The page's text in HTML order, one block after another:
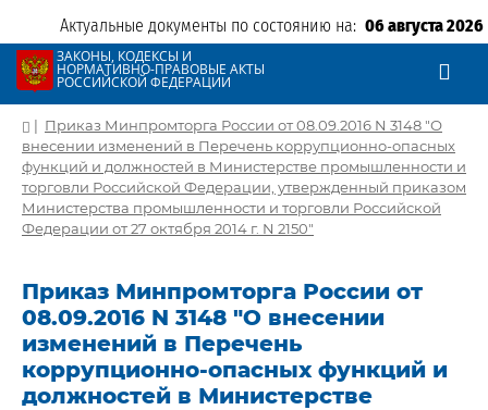
Актуальные документы по состоянию на: 06 августа 2026
ЗАКОНЫ, КОДЕКСЫ И
НОРМАТИВНО-ПРАВОВЫЕ АКТЫ
РОССИЙСКОЙ ФЕДЕРАЦИИ
| Приказ Минпромторга России от 08.09.2016 N 3148 "О
внесении изменений в Перечень коррупционно-опасных
функций и должностей в Министерстве промышленности и
торговли Российской Федерации, утвержденный приказом
Министерства промышленности и торговли Российской
Федерации от 27 октября 2014 г. N 2150"
Приказ Минпромторга России от
08.09.2016 N 3148 "О внесении
изменений в Перечень
коррупционно-опасных функций и
должностей в Министерстве